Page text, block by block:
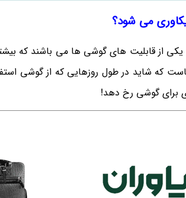
می شود؟
از قابلیت های گوشی ها می باشند که
که شاید در طول روزهایی که از گوشی
برای گوشی رخ دهد!